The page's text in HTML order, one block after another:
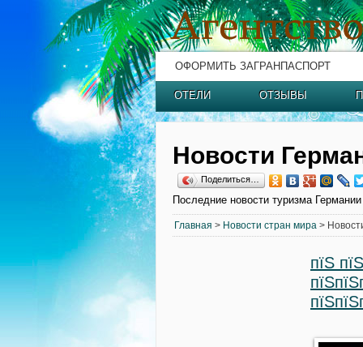
ОФОРМИТЬ ЗАГРАНПАСПОРТ
ОТЕЛИ ОТЗЫВЫ
Новости
Поделиться…
Последние новости туризма
Главная > Новости стран мира >
пїЅ